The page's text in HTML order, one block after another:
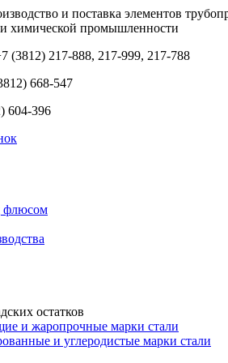
и поставка элементов
и химической промышленности
(3812) 217-888, 217-999, 217-788
668-547
604-396
флюсом
остатков
и жаропрочные марки стали
и углеродистые марки стали